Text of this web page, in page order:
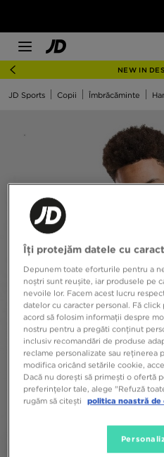
NEW IN
JD Sports Copii Îmbrăcăminte
Îți protejăm datele cu
Depunem toate eforturile pentru a
noștri sunt reușite, iar produsele pe
nevoile lor. Facem acest lucru
datelor cu caracter personal. Fă click
acord să folosim informații despre
nostru pentru a pregăti conținut
inclusiv recomandări de produse
reclame personalizate sau reținerea
modifica oricând setările cookie,
Dacă nu dorești să primești o ofertă
preferințelor tale, alege "Refuză
rugăm să citești
politica noastră